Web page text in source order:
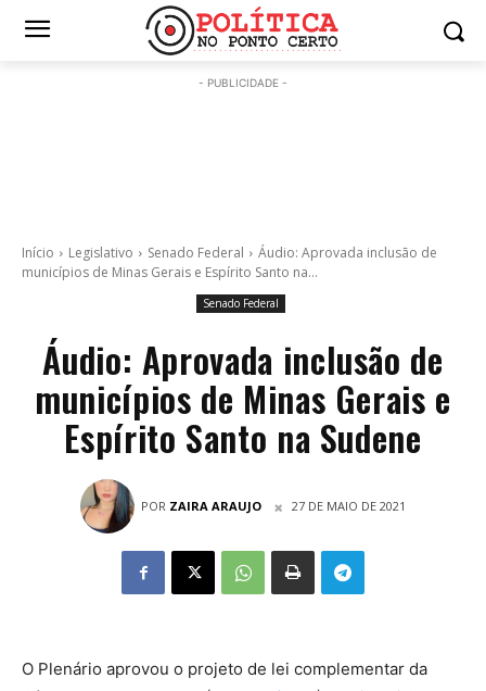
- PUBLICIDADE -
Início Legislativo Senado Federal
Áudio: Aprovada inclusão de
municípios de Minas Gerais e Espírito Santo na...
Senado Federal
Áudio: Aprovada inclusão de
municípios de Minas Gerais e
Espírito Santo na Sudene
POR ZAIRA ARAUJO 27 DE MAIO DE 2021
O Plenário aprovou o projeto de lei complementar da